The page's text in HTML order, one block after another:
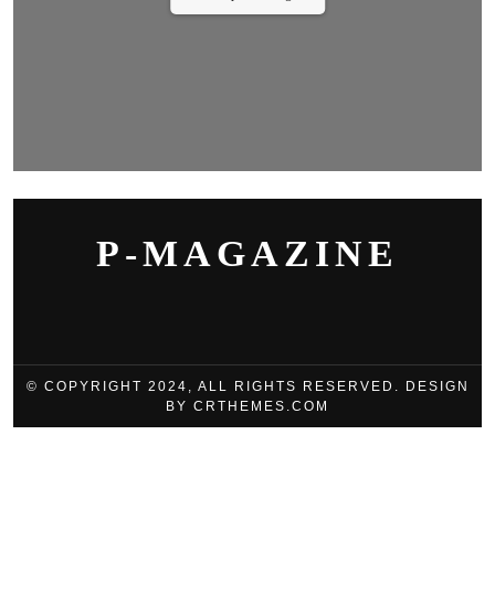
P-MAGAZINE
© COPYRIGHT 2024, ALL RIGHTS RESERVED. DESIGN
BY CRTHEMES.COM